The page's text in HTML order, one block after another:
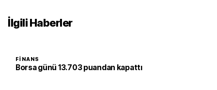
İlgili Haberler
FINANS
Borsa günü 13.703 puandan kapattı